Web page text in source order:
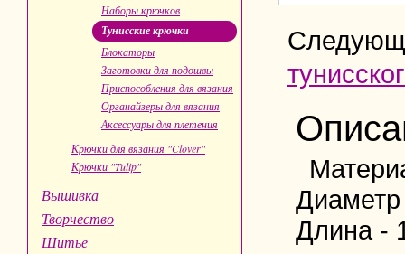
Наборы крючков
Тунисские крючки
Блокаторы
Заготовки для подошвы
Приспособления для вязания
Органайзеры для вязания
Аксессуары для плетения
Крючки для вязания "Clover"
Крючки "Tulip"
Вышивка
Творчество
Шитье
Длина -